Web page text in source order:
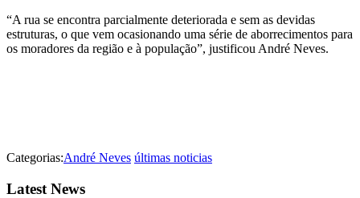
“A rua se encontra parcialmente deteriorada e sem as devidas
estruturas, o que vem ocasionando uma série de aborrecimentos para
os moradores da região e à população”, justificou André Neves.
Categorias:André Neves últimas noticias
Latest News